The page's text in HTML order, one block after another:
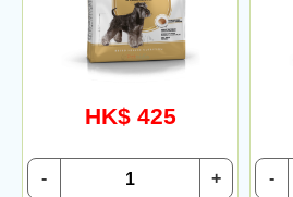
HK$ 425
+
- -